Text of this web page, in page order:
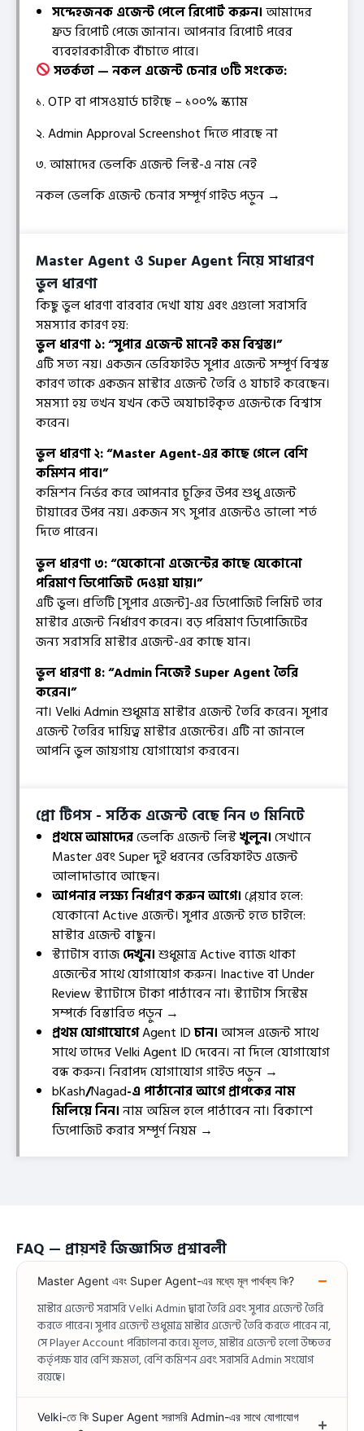
সন্দেহজনক এজেন্ট পেলে রিপোর্ট করুন।আমাদের
ফ্রড রিপোর্ট পেজে জানান। আপনার রিপোর্ট পরের
ব্যবহারকারীকে বাঁচাতে পারে।
সতর্কতা — নকল এজেন্ট চেনার ৩টি সংকেত:
১. OTP বা পাসওয়ার্ড চাইছে – ১০০% স্ক্যাম
২. Admin Approval Screenshot দিতে পারছে না
৩. আমাদের ভেলকি এজেন্ট লিস্ট-এ নাম নেই
নকল ভেলকি এজেন্ট চেনার সম্পূর্ণ গাইড পড়ুন →
Master Agent ও Super Agent নিয়ে সাধারণ
ভুল ধারণা
কিছু ভুল ধারণা বারবার দেখা যায় এবং এগুলো সরাসরি
সমস্যার কারণ হয়:
ভুল ধারণা ১: “সুপার এজেন্ট মানেই কম বিশ্বস্ত।”
এটি সত্য নয়। একজন ভেরিফাইড সুপার এজেন্ট সম্পূর্ণ বিশ্বস্ত
কারণ তাকে একজন মাস্টার এজেন্ট তৈরি ও যাচাই করেছেন।
সমস্যা হয় তখন যখন কেউ অযাচাইকৃত এজেন্টকে বিশ্বাস
করেন।
ভুল ধারণা ২: “Master Agent-এর কাছে গেলে বেশি
কমিশন পাব।”
কমিশন নির্ভর করে আপনার চুক্তির উপর শুধু এজেন্ট
টায়ারের উপর নয়। একজন সৎ সুপার এজেন্টও ভালো শর্ত
দিতে পারেন।
ভুল ধারণা ৩: “যেকোনো এজেন্টের কাছে যেকোনো
পরিমাণ ডিপোজিট দেওয়া যায়।”
এটি ভুল। প্রতিটি [সুপার এজেন্ট]-এর ডিপোজিট লিমিট তার
মাস্টার এজেন্ট নির্ধারণ করেন। বড় পরিমাণ ডিপোজিটের
জন্য সরাসরি মাস্টার এজেন্ট-এর কাছে যান।
ভুল ধারণা ৪: “Admin নিজেই Super Agent তৈরি
করেন।”
না। Velki Admin শুধুমাত্র মাস্টার এজেন্ট তৈরি করেন। সুপার
এজেন্ট তৈরির দায়িত্ব মাস্টার এজেন্টের। এটি না জানলে
আপনি ভুল জায়গায় যোগাযোগ করবেন।
প্রো টিপস - সঠিক এজেন্ট বেছে নিন ৩ মিনিটে
প্রথমে আমাদেরভেলকি এজেন্ট লিস্টখুলুন।সেখানে
Master এবং Super দুই ধরনের ভেরিফাইড এজেন্ট
আলাদাভাবে আছেন।
আপনার লক্ষ্য নির্ধারণ করুন আগে।প্লেয়ার হলে:
যেকোনো Active এজেন্ট। সুপার এজেন্ট হতে চাইলে:
মাস্টার এজেন্ট বাছুন।
স্ট্যাটাস ব্যাজদেখুন।শুধুমাত্র Active ব্যাজ থাকা
এজেন্টের সাথে যোগাযোগ করুন। Inactive বা Under
Review স্ট্যাটাসে টাকা পাঠাবেন না। স্ট্যাটাস সিস্টেম
সম্পর্কে বিস্তারিত পড়ুন →
প্রথম যোগাযোগেAgent IDচান।আসল এজেন্ট সাথে
সাথে তাদের Velki Agent ID দেবেন। না দিলে যোগাযোগ
বন্ধ করুন। নিরাপদ যোগাযোগ গাইড পড়ুন →
bKash/Nagad-এ পাঠানোর আগে প্রাপকের নাম
মিলিয়ে নিন।নাম অমিল হলে পাঠাবেন না। বিকাশে
ডিপোজিট করার সম্পূর্ণ নিয়ম →
FAQ — প্রায়শই জিজ্ঞাসিত প্রশ্নাবলী
Master Agent এবং Super Agent-এর মধ্যে মূল পার্থক্য কি?
মাস্টার এজেন্ট সরাসরি Velki Admin দ্বারা তৈরি এবং সুপার এজেন্ট তৈরি
করতে পারেন। সুপার এজেন্ট শুধুমাত্র মাস্টার এজেন্ট তৈরি করতে পারেন না,
সে Player Account পরিচালনা করে। মূলত, মাস্টার এজেন্ট হলো উচ্চতর
কর্তৃপক্ষ যার বেশি ক্ষমতা, বেশি কমিশন এবং সরাসরি Admin সংযোগ
রয়েছে।
Velki-তে কি Super Agent সরাসরি Admin-এর সাথে যোগাযোগ